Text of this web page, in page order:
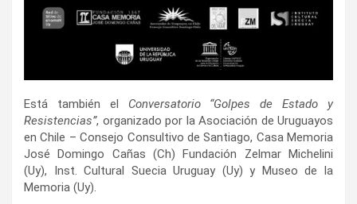
Está también el Conversatorio “Golpes de Estado y
Resistencias”, organizado por la Asociación de Uruguayos
en Chile – Consejo Consultivo de Santiago, Casa Memoria
José Domingo Cañas (Ch) Fundación Zelmar Michelini
(Uy), Inst. Cultural Suecia Uruguay (Uy) y Museo de la
Memoria (Uy).